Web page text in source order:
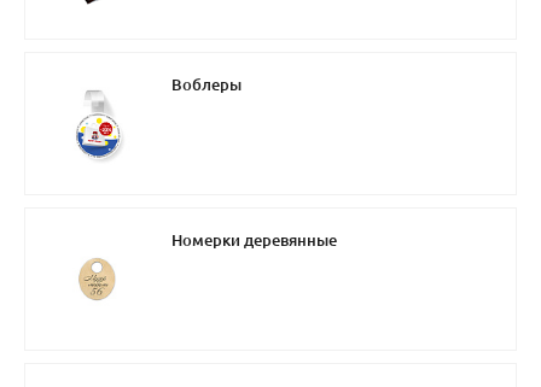
Воблеры
Номерки деревянные